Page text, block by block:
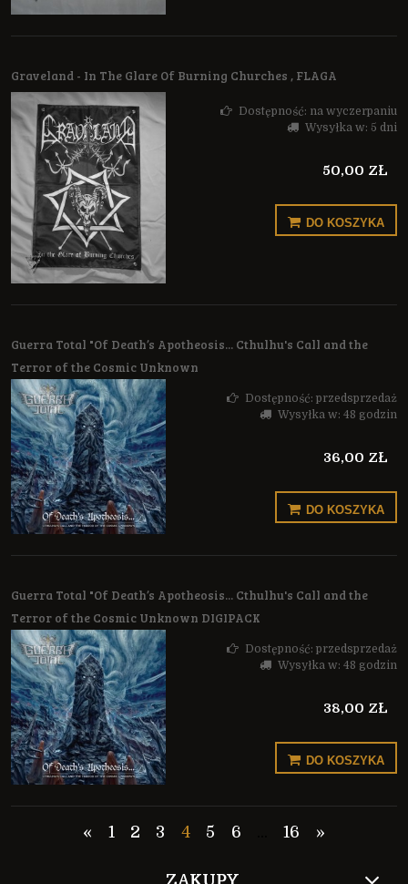
Graveland - In The Glare Of Burning Churches , FLAGA
Dostępność: na wyczerpaniu
Wysyłka w: 5 dni
50,00 ZŁ
DO KOSZYKA
Guerra Total "Of Death’s Apotheosis... Cthulhu's Call and the
Terror of the Cosmic Unknown
Dostępność: przedsprzedaż
Wysyłka w: 48 godzin
36,00 ZŁ
DO KOSZYKA
Guerra Total "Of Death’s Apotheosis... Cthulhu's Call and the
Terror of the Cosmic Unknown DIGIPACK
Dostępność: przedsprzedaż
Wysyłka w: 48 godzin
38,00 ZŁ
DO KOSZYKA
« 1 2 3 4 5 6 16 »
ZAKUPY